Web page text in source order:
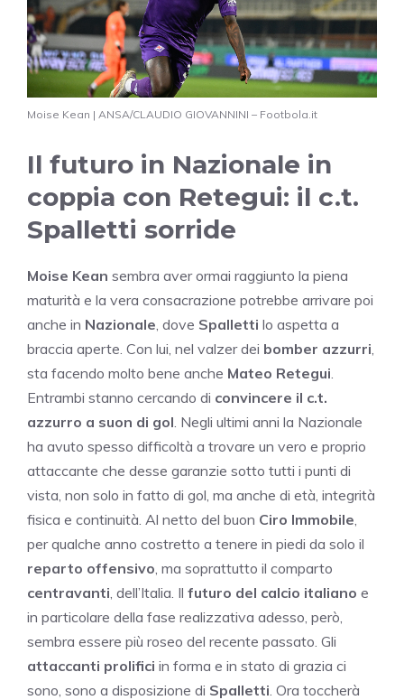
Moise Kean | ANSA/CLAUDIO GIOVANNINI – Footbola.it
Il futuro in Nazionale in
coppia con Retegui: il c.t.
Spalletti sorride
Moise Kean sembra aver ormai raggiunto la piena
maturità e la vera consacrazione potrebbe arrivare poi
anche in Nazionale , dove Spalletti lo aspetta a
braccia aperte. Con lui, nel valzer dei bomber azzurri
sta facendo molto bene anche Mateo Retegui
Entrambi stanno cercando di convincere il c.t.
azzurro a suon di gol . Negli ultimi anni la Nazionale
ha avuto spesso difficoltà a trovare un vero e proprio
attaccante che desse garanzie sotto tutti i punti di
vista, non solo in fatto di gol, ma anche di età, integrità
fisica e continuità. Al netto del buon Ciro Immobile
per qualche anno costretto a tenere in piedi da solo il
reparto offensivo , ma soprattutto il comparto
centravanti , dell’Italia. Il futuro del calcio italiano e
in particolare della fase realizzativa adesso, però,
sembra essere più roseo del recente passato. Gli
attaccanti prolifici in forma e in stato di grazia ci
sono, sono a disposizione di Spalletti . Ora toccherà